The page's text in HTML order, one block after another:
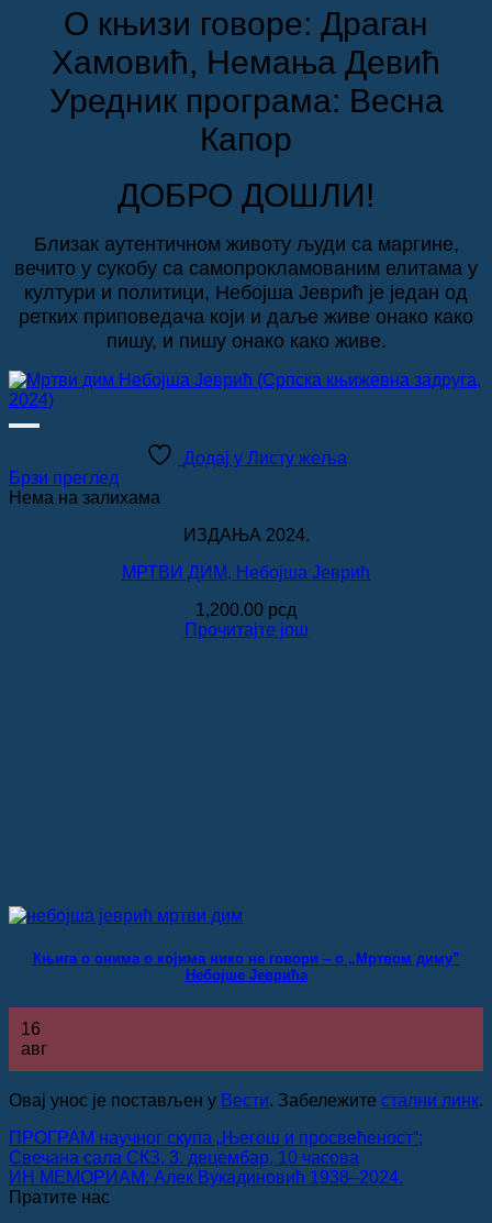
О књизи говоре: Драган
Хамовић, Немања Девић
Уредник програма: Весна
Капор
ДОБРО ДОШЛИ!
Близак аутентичном животу људи са маргине,
вечито у сукобу са самопрокламованим елитама у
култури и политици, Небојша Јеврић је један од
ретких приповедача који и даље живе онако како
пишу, и пишу онако како живе.
Додај у Листу жеља
Брзи преглед
Нема на залихама
ИЗДАЊА 2024.
МРТВИ ДИМ, Небојша Јеврић
1,200.00 рсд
Прочитајте још
Књига о онима о којима нико не говори – о „Мртвом диму”
Небојше Јеврића
16
авг
Овај унос је постављен у Вести. Забележите стални линк.
ПРОГРАМ научног скупа „Његош и просвећеност“;
Свечана сала СКЗ, 3. децембар, 10 часова
ИН МЕМОРИАМ: Алек Вукадиновић 1938–2024.
Пратите нас